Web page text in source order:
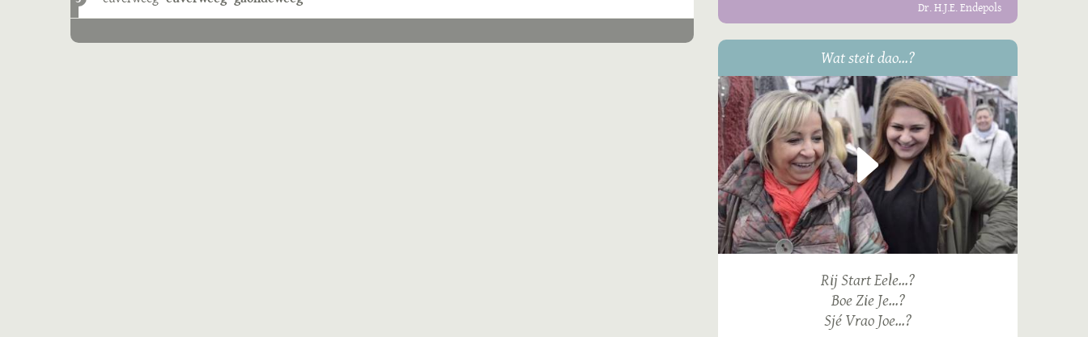
Dr. H.J.E. Endepols
Wat steit dao...?
Rij Start Eele...?
Boe Zie Je...?
Sjé Vrao Joe...?